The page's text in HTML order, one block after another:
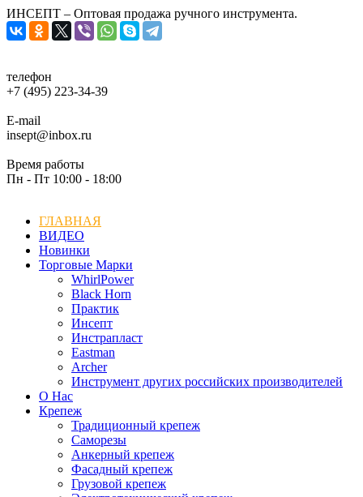
ИНСЕПТ – Оптовая продажа ручного инструмента.
телефон
+7 (495) 223-34-39
E-mail
insept@inbox.ru
Время работы
Пн - Пт 10:00 - 18:00
ГЛАВНАЯ
ВИДЕО
Новинки
Торговые Марки
WhirlPower
Black Horn
Практик
Инсепт
Инстрапласт
Eastman
Archer
Инструмент других российских производителей
О Нас
Крепеж
Традиционный крепеж
Саморезы
Анкерный крепеж
Фасадный крепеж
Грузовой крепеж